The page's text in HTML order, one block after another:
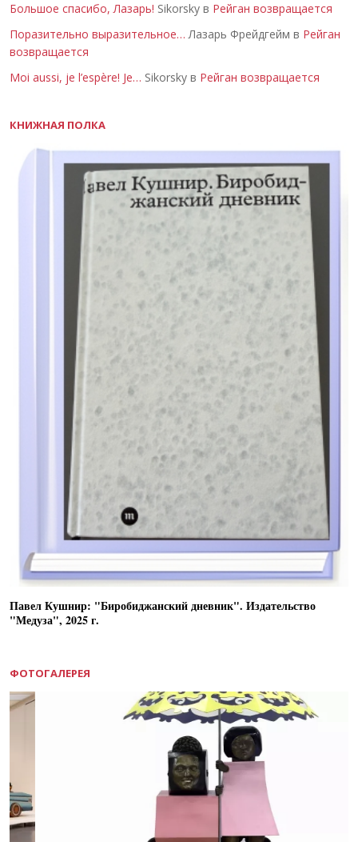
Большое спасибо, Лазарь! Sikorsky в Рейган возвращается
Поразительно выразительное… Лазарь Фрейдгейм в Рейган
возвращается
Moi aussi, je l’espère! Je… Sikorsky в Рейган возвращается
КНИЖНАЯ ПОЛКА
Павел Кушнир: "Биробиджанский дневник". Издательство
"Медуза", 2025 г.
ФОТОГАЛЕРЕЯ